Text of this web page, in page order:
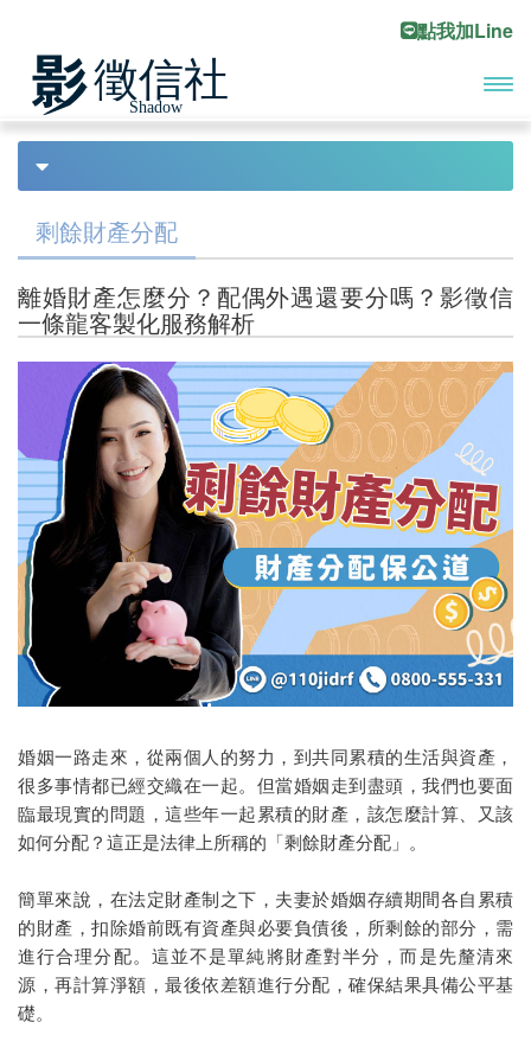
點我加Line
Previous
債務處理
債務協商
合法討債
債務尋人
工商收帳
債務催討
代客討債
代客復仇
徵信社討債
討債不成，反吃官司？
2022法律諮詢
剩餘財產分配
家暴蒐證
抓姦
婚前徵信
感情挽回
剩餘財產分配
離婚財產怎麼分？配偶外遇還要分嗎？影徵信
一條龍客製化服務解析
婚姻一路走來，從兩個人的努力，到共同累積的生活與資產，
很多事情都已經交織在一起。但當婚姻走到盡頭，我們也要面
臨最現實的問題，這些年一起累積的財產，該怎麼計算、又該
如何分配？這正是法律上所稱的「剩餘財產分配」。
簡單來說，在法定財產制之下，夫妻於婚姻存續期間各自累積
的財產，扣除婚前既有資產與必要負債後，所剩餘的部分，需
進行合理分配。這並不是單純將財產對半分，而是先釐清來
源，再計算淨額，最後依差額進行分配，確保結果具備公平基
礎。